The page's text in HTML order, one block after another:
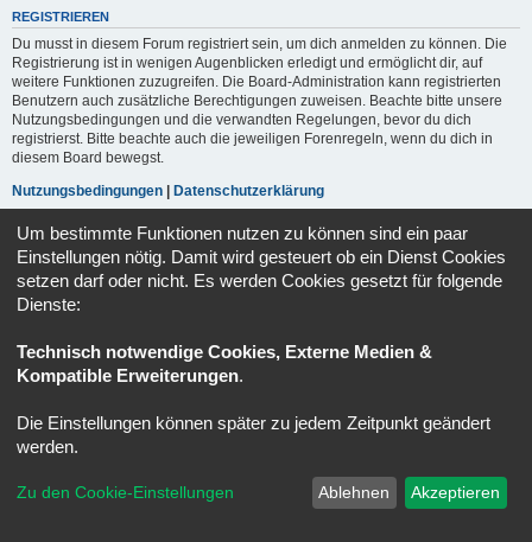
REGISTRIEREN
Du musst in diesem Forum registriert sein, um dich anmelden zu können. Die
Registrierung ist in wenigen Augenblicken erledigt und ermöglicht dir, auf
weitere Funktionen zuzugreifen. Die Board-Administration kann registrierten
Benutzern auch zusätzliche Berechtigungen zuweisen. Beachte bitte unsere
Nutzungsbedingungen und die verwandten Regelungen, bevor du dich
registrierst. Bitte beachte auch die jeweiligen Forenregeln, wenn du dich in
diesem Board bewegst.
Nutzungsbedingungen
Datenschutzerklärung
Registrieren
Portal
Powered by phpBB
® Forum Software © phpBB Limited
Deutsche Übersetzung durch
Datenschutz |
Um bestimmte Funktionen nutzen zu können sind ein paar
Einstellungen nötig. Damit wird gesteuert ob ein Dienst Cookies
setzen darf oder nicht. Es werden Cookies gesetzt für folgende
Dienste:
Technisch notwendige Cookies, Externe Medien &
Kompatible Erweiterungen.
Die Einstellungen können später zu jedem Zeitpunkt geändert
werden.
Zu den Cookie-Einstellungen Ablehnen Akzeptieren